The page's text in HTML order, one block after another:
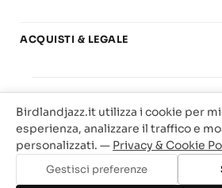
Aggiungi al
Basi play-along
Offerte
Carta del Docente
ACQUISTI & LEGALE
Privacy & Cookie
Traccia il tuo ordine
Birdland Milano. P.Iva
Web Agency
Birdlandjazz.it utilizza i cookie per
esperienza, analizzare il traffico e
personalizzati. — Privacy & Cookie
Gestisci preferenze